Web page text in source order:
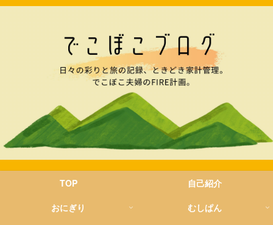
TOP
自己紹介
おにぎり
むしぱん